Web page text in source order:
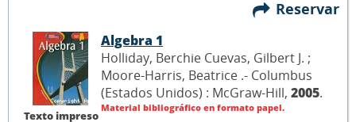
Reservar
Texto impreso
Algebra 1
Holliday, Berchie Cuevas, Gilbert J. ;
Moore-Harris, Beatrice .- Columbus
(Estados Unidos) : McGraw-Hill, 2005.
Material bibliográfico en formato papel.